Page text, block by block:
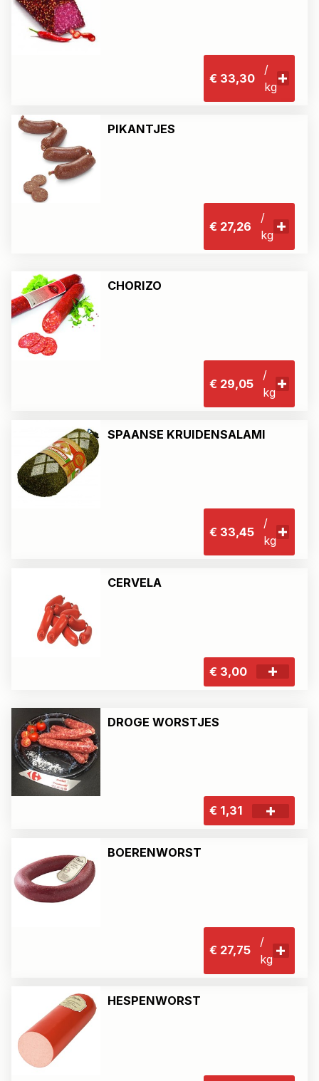
€ 33,30
/
kg
PIKANTJES
€ 27,26
/
kg
CHORIZO
€ 29,05
/
kg
SPAANSE KRUIDENSALAMI
€ 33,45
/
kg
CERVELA
€ 3,00
DROGE WORSTJES
€ 1,31
BOERENWORST
€ 27,75
/
kg
HESPENWORST